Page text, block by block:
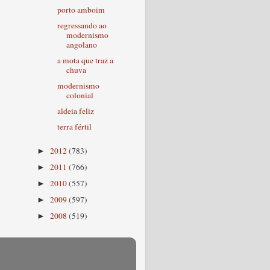
porto amboim
regressando ao
modernismo
angolano
a mota que traz a
chuva
modernismo
colonial
aldeia feliz
terra fértil
► 2012(783)
► 2011 (766)
► 2010(557)
► 2009(597)
► 2008 (519)